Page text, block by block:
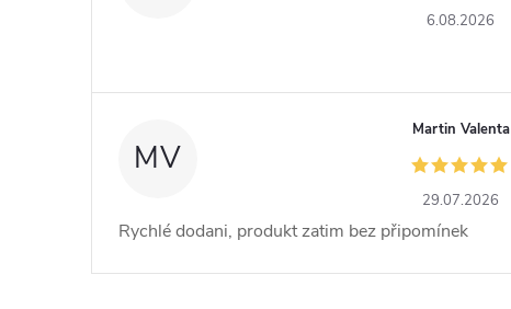
6.08.2026
MV
Martin Valenta
29.07.2026
Rychlé dodani, produkt zatim bez připomínek